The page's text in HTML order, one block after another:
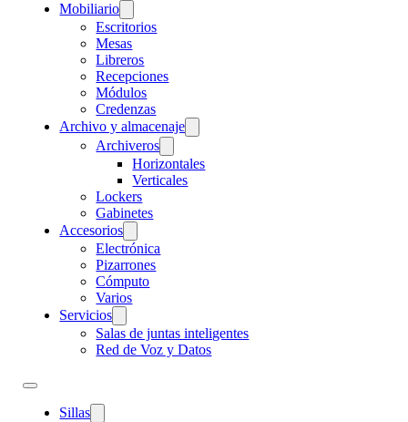
Mobiliario
Escritorios
Mesas
Libreros
Recepciones
Módulos
Credenzas
Archivo y almacenaje
Archiveros
Horizontales
Verticales
Lockers
Gabinetes
Accesorios
Electrónica
Pizarrones
Cómputo
Varios
Servicios
Salas de juntas inteligentes
Red de Voz y Datos
Sillas